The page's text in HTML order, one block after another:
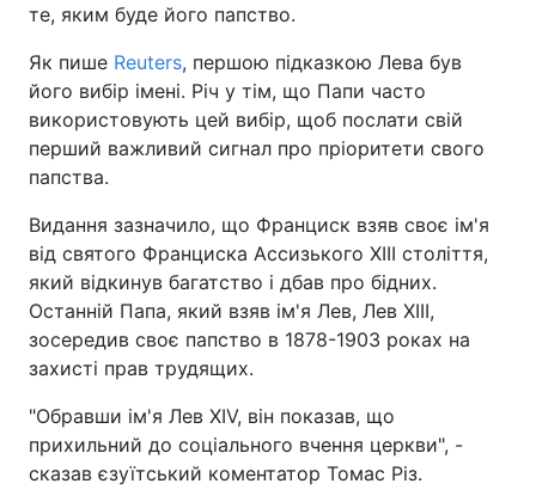
те, яким буде його папство.
Як пише Reuters, першою підказкою Лева був
його вибір імені. Річ у тім, що Папи часто
використовують цей вибір, щоб послати свій
перший важливий сигнал про пріоритети свого
папства.
Видання зазначило, що Франциск взяв своє ім'я
від святого Франциска Ассизького XIII століття,
який відкинув багатство і дбав про бідних.
Останній Папа, який взяв ім'я Лев, Лев XIII,
зосередив своє папство в 1878-1903 роках на
захисті прав трудящих.
"Обравши ім'я Лев XIV, він показав, що
прихильний до соціального вчення церкви", -
сказав єзуїтський коментатор Томас Різ.